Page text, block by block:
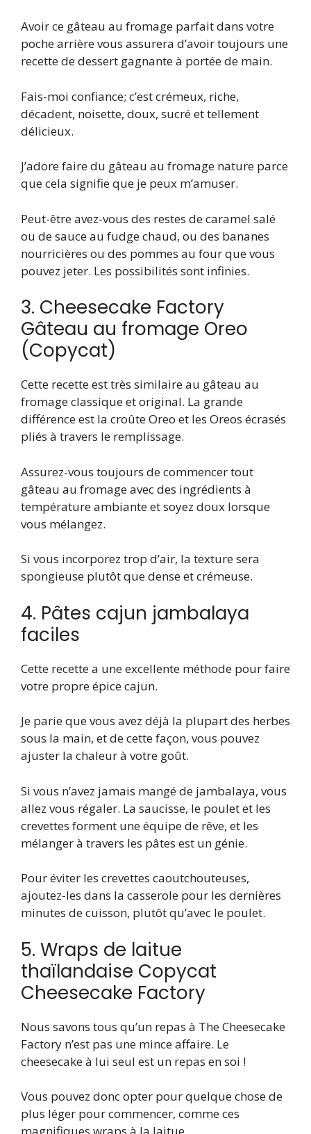
Avoir ce gâteau au fromage parfait dans votre
poche arrière vous assurera d’avoir toujours une
recette de dessert gagnante à portée de main.
Fais-moi confiance; c’est crémeux, riche,
décadent, noisette, doux, sucré et tellement
délicieux.
J’adore faire du gâteau au fromage nature parce
que cela signifie que je peux m’amuser.
Peut-être avez-vous des restes de caramel salé
ou de sauce au fudge chaud, ou des bananes
nourricières ou des pommes au four que vous
pouvez jeter. Les possibilités sont infinies.
3. Cheesecake Factory
Gâteau au fromage Oreo
(Copycat)
Cette recette est très similaire au gâteau au
fromage classique et original. La grande
différence est la croûte Oreo et les Oreos écrasés
pliés à travers le remplissage.
Assurez-vous toujours de commencer tout
gâteau au fromage avec des ingrédients à
température ambiante et soyez doux lorsque
vous mélangez.
Si vous incorporez trop d’air, la texture sera
spongieuse plutôt que dense et crémeuse.
4. Pâtes cajun jambalaya
faciles
Cette recette a une excellente méthode pour faire
votre propre épice cajun.
Je parie que vous avez déjà la plupart des herbes
sous la main, et de cette façon, vous pouvez
ajuster la chaleur à votre goût.
Si vous n’avez jamais mangé de jambalaya, vous
allez vous régaler. La saucisse, le poulet et les
crevettes forment une équipe de rêve, et les
mélanger à travers les pâtes est un génie.
Pour éviter les crevettes caoutchouteuses,
ajoutez-les dans la casserole pour les dernières
minutes de cuisson, plutôt qu’avec le poulet.
5. Wraps de laitue
thaïlandaise Copycat
Cheesecake Factory
Nous savons tous qu’un repas à The Cheesecake
Factory n’est pas une mince affaire. Le
cheesecake à lui seul est un repas en soi !
Vous pouvez donc opter pour quelque chose de
plus léger pour commencer, comme ces